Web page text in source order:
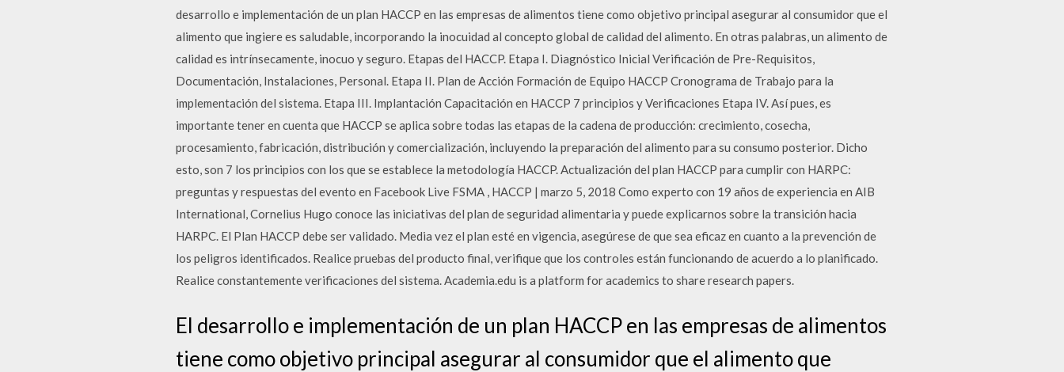
desarrollo e implementación de un plan HACCP en las empresas de alimentos tiene como objetivo principal asegurar al consumidor que el
alimento que ingiere es saludable, incorporando la inocuidad al concepto global de calidad del alimento. En otras palabras, un alimento de
calidad es intrínsecamente, inocuo y seguro. Etapas del HACCP. Etapa I. Diagnóstico Inicial Verificación de Pre-Requisitos,
Documentación, Instalaciones, Personal. Etapa II. Plan de Acción Formación de Equipo HACCP Cronograma de Trabajo para la
implementación del sistema. Etapa III. Implantación Capacitación en HACCP 7 principios y Verificaciones Etapa IV. Así pues, es
importante tener en cuenta que HACCP se aplica sobre todas las etapas de la cadena de producción: crecimiento, cosecha,
procesamiento, fabricación, distribución y comercialización, incluyendo la preparación del alimento para su consumo posterior. Dicho
esto, son 7 los principios con los que se establece la metodología HACCP. Actualización del plan HACCP para cumplir con HARPC:
preguntas y respuestas del evento en Facebook Live FSMA , HACCP | marzo 5, 2018 Como experto con 19 años de experiencia en AIB
International, Cornelius Hugo conoce las iniciativas del plan de seguridad alimentaria y puede explicarnos sobre la transición hacia
HARPC. El Plan HACCP debe ser validado. Media vez el plan esté en vigencia, asegúrese de que sea eficaz en cuanto a la prevención de
los peligros identificados. Realice pruebas del producto final, verifique que los controles están funcionando de acuerdo a lo planificado.
Realice constantemente verificaciones del sistema. Academia.edu is a platform for academics to share research papers.
El desarrollo e implementación de un plan HACCP en las empresas de alimentos
tiene como objetivo principal asegurar al consumidor que el alimento que